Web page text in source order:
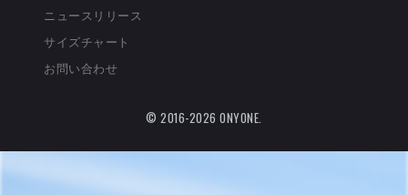
ニュースリリース
サイズチャート
お問い合わせ
© 2016-2026 ONYONE.